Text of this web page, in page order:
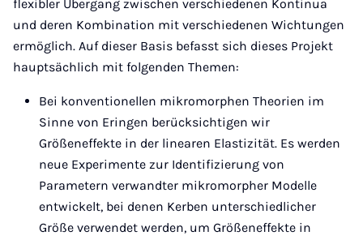
flexibler Übergang zwischen verschiedenen Kontinua
und deren Kombination mit verschiedenen Wichtungen
ermöglich. Auf dieser Basis befasst sich dieses Projekt
hauptsächlich mit folgenden Themen:
Bei konventionellen mikromorphen Theorien im
Sinne von Eringen berücksichtigen wir
Größeneffekte in der linearen Elastizität. Es werden
neue Experimente zur Identifizierung von
Parametern verwandter mikromorpher Modelle
entwickelt, bei denen Kerben unterschiedlicher
Größe verwendet werden, um Größeneffekte in